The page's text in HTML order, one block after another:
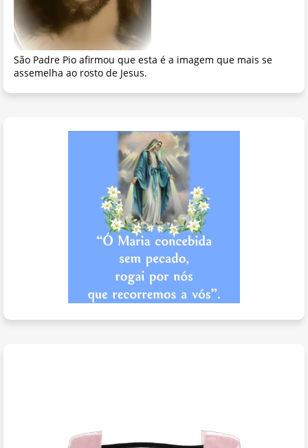
São Padre Pio afirmou que esta é a imagem que mais se
assemelha ao rosto de Jesus.